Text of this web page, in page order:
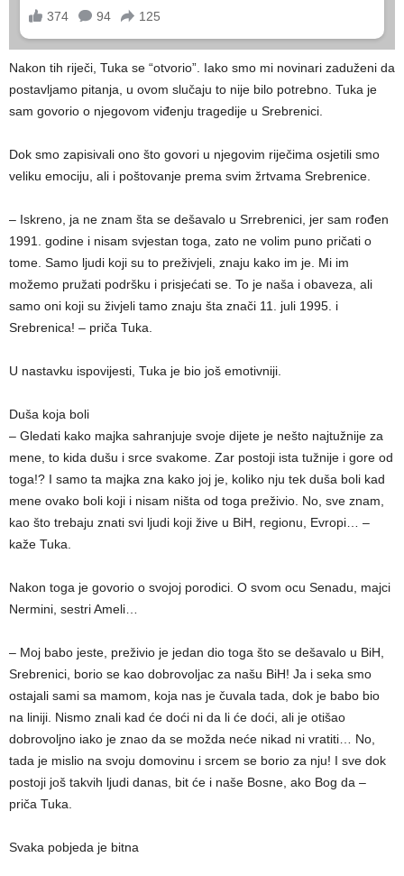
Nakon tih riječi, Tuka se “otvorio”. Iako smo mi novinari zaduženi da
postavljamo pitanja, u ovom slučaju to nije bilo potrebno. Tuka je
sam govorio o njegovom viđenju tragedije u Srebrenici.
Dok smo zapisivali ono što govori u njegovim riječima osjetili smo
veliku emociju, ali i poštovanje prema svim žrtvama Srebrenice.
– Iskreno, ja ne znam šta se dešavalo u Srrebrenici, jer sam rođen
1991. godine i nisam svjestan toga, zato ne volim puno pričati o
tome. Samo ljudi koji su to preživjeli, znaju kako im je. Mi im
možemo pružati podršku i prisjećati se. To je naša i obaveza, ali
samo oni koji su živjeli tamo znaju šta znači 11. juli 1995. i
Srebrenica! – priča Tuka.
U nastavku ispovijesti, Tuka je bio još emotivniji.
Duša koja boli
– Gledati kako majka sahranjuje svoje dijete je nešto najtužnije za
mene, to kida dušu i srce svakome. Zar postoji ista tužnije i gore od
toga!? I samo ta majka zna kako joj je, koliko nju tek duša boli kad
mene ovako boli koji i nisam ništa od toga preživio. No, sve znam,
kao što trebaju znati svi ljudi koji žive u BiH, regionu, Evropi… –
kaže Tuka.
Nakon toga je govorio o svojoj porodici. O svom ocu Senadu, majci
Nermini, sestri Ameli…
– Moj babo jeste, preživio je jedan dio toga što se dešavalo u BiH,
Srebrenici, borio se kao dobrovoljac za našu BiH! Ja i seka smo
ostajali sami sa mamom, koja nas je čuvala tada, dok je babo bio
na liniji. Nismo znali kad će doći ni da li će doći, ali je otišao
dobrovoljno iako je znao da se možda neće nikad ni vratiti… No,
tada je mislio na svoju domovinu i srcem se borio za nju! I sve dok
postoji još takvih ljudi danas, bit će i naše Bosne, ako Bog da –
priča Tuka.
Svaka pobjeda je bitna